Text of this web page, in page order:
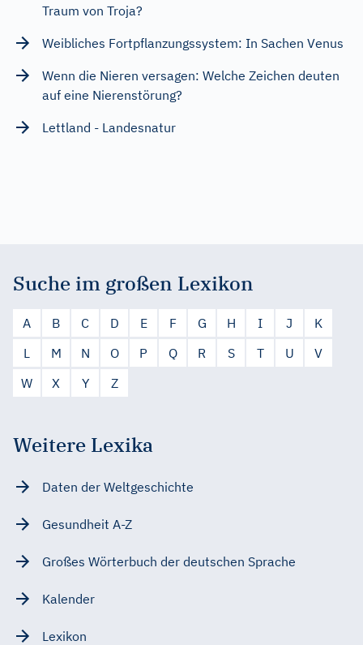
Traum von Troja?
Weibliches Fortpflanzungssystem: In Sachen Venus
Wenn die Nieren versagen: Welche Zeichen deuten
auf eine Nierenstörung?
Lettland - Landesnatur
Suche im großen Lexikon
A B C D E F G H I J
K
L
M N O P Q R S T U
V
W
X Y Z
Weitere Lexika
Daten der Weltgeschichte
Gesundheit A-Z
Großes Wörterbuch der deutschen Sprache
Kalender
Lexikon